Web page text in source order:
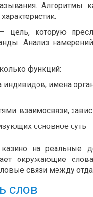
Алгоритмы
которую
Анализ
функций:
имена
взаимосвязи,
основное суть
на реальные
окружающие
связи между
слов